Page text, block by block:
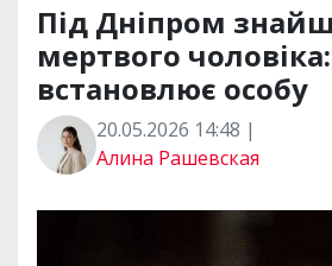
Під Дніпром
мертвого
встановлює особу
20.05.2026 14:48 |
Алина Рашевская